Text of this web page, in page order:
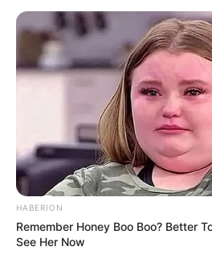
HABERION
Remember Honey Boo Boo? Better
See Her Now